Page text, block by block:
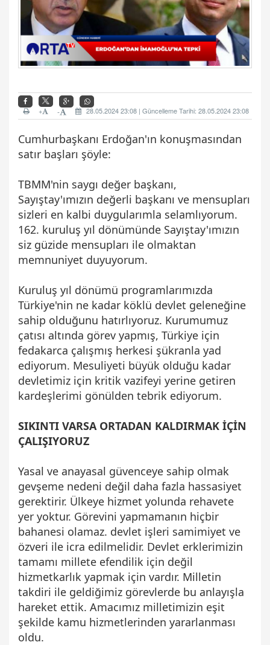
28.05.2024 23:08 | Güncelleme Tarihi: 28.05.2024 23:08
-
+
Cumhurbaşkanı Erdoğan'ın konuşmasından
satır başları şöyle:
TBMM'nin saygı değer başkanı,
Sayıştay'ımızın değerli başkanı ve mensupları
sizleri en kalbi duygularımla selamlıyorum.
162. kuruluş yıl dönümünde Sayıştay'ımızın
siz güzide mensupları ile olmaktan
memnuniyet duyuyorum.
Kuruluş yıl dönümü programlarımızda
Türkiye'nin ne kadar köklü devlet geleneğine
sahip olduğunu hatırlıyoruz. Kurumumuz
çatısı altında görev yapmış, Türkiye için
fedakarca çalışmış herkesi şükranla yad
ediyorum. Mesuliyeti büyük olduğu kadar
devletimiz için kritik vazifeyi yerine getiren
kardeşlerimi gönülden tebrik ediyorum.
SIKINTI VARSA ORTADAN KALDIRMAK İÇİN
ÇALIŞIYORUZ
Yasal ve anayasal güvenceye sahip olmak
gevşeme nedeni değil daha fazla hassasiyet
gerektirir. Ülkeye hizmet yolunda rehavete
yer yoktur. Görevini yapmamanın hiçbir
bahanesi olamaz. devlet işleri samimiyet ve
özveri ile icra edilmelidir. Devlet erklerimizin
tamamı millete efendilik için değil
hizmetkarlık yapmak için vardır. Milletin
takdiri ile geldiğimiz görevlerde bu anlayışla
hareket ettik. Amacımız milletimizin eşit
şekilde kamu hizmetlerinden yararlanması
oldu.